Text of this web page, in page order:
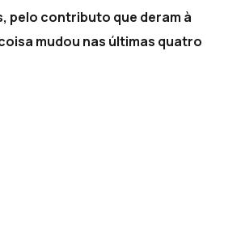
pelo contributo que deram à
mudou nas últimas quatro